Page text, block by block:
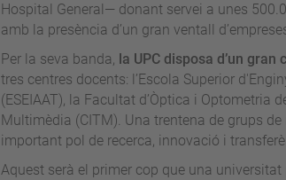
Hospital General— donant servei a unes
amb la presència d’un gran ventall
Per la seva banda, la UPC disposa d’un
tres centres docents: l’Escola Superior
(ESEIAAT), la Facultat d’Òptica i Optometria
Multimèdia (CITM). Una trentena de grups
important pol de recerca, innovació i
Aquest serà el primer cop que una